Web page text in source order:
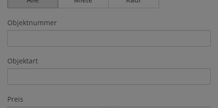
Objektnummer
Objektart
Preis